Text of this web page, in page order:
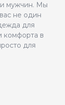
и мужчин. Мы
не один
для
комфорта в
для